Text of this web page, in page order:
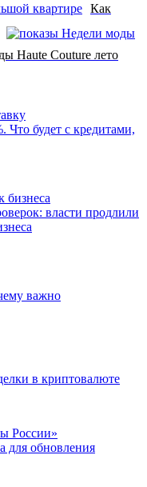
Как
Haute Couture лето
будет с кредитами,
власти продлили
важно
в криптовалюте
для обновления